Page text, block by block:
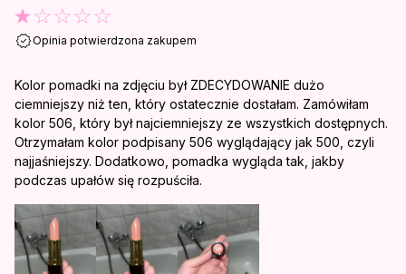
Opinia potwierdzona zakupem
Kolor pomadki na zdjęciu był ZDECYDOWANIE dużo
ciemniejszy niż ten, który ostatecznie dostałam. Zamówiłam
kolor 506, który był najciemniejszy ze wszystkich dostępnych.
Otrzymałam kolor podpisany 506 wyglądający jak 500, czyli
najjaśniejszy. Dodatkowo, pomadka wygląda tak, jakby
podczas upałów się rozpuściła.